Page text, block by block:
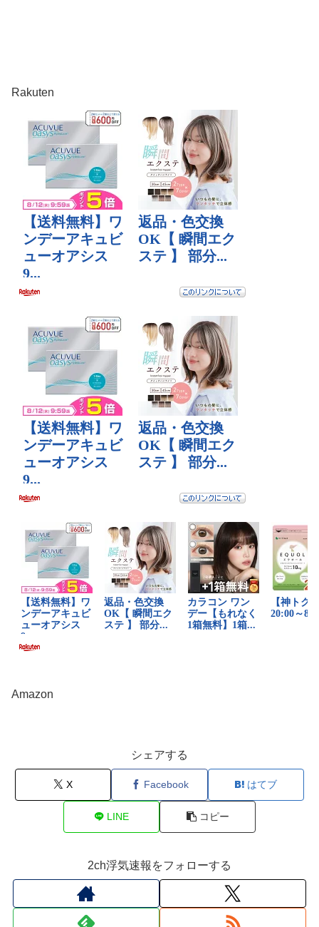
Rakuten
Amazon
シェアする
X Facebook はてブ
LINE コピー
2ch浮気速報をフォローする